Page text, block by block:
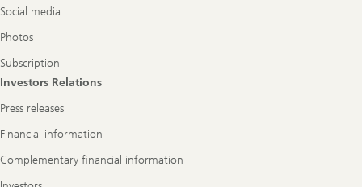
Social media
Photos
Subscription
Investors Relations
Press releases
Financial information
Complementary financial information